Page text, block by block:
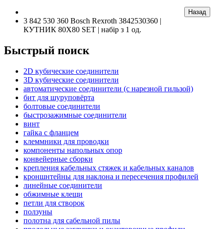
3 842 530 360 Bosch Rexroth 3842530360 |
КУТНИК 80X80 SET | набір з 1 од.
Быстрый поиск
2D кубические соединители
3D кубические соединители
автоматические соединители (с нарезной гильзой)
бит для шуруповёрта
болтовые соединители
быстрозажимные соединители
винт
гайка с фланцем
клеммники для проводки
компоненты напольных опор
конвейерные сборки
крепления кабельных стяжек и кабельных каналов
кроншнтейны для наклона и пересечения профилей
линейные соединители
обжимные клещи
петли для створок
ползуны
полотна для сабельной пилы